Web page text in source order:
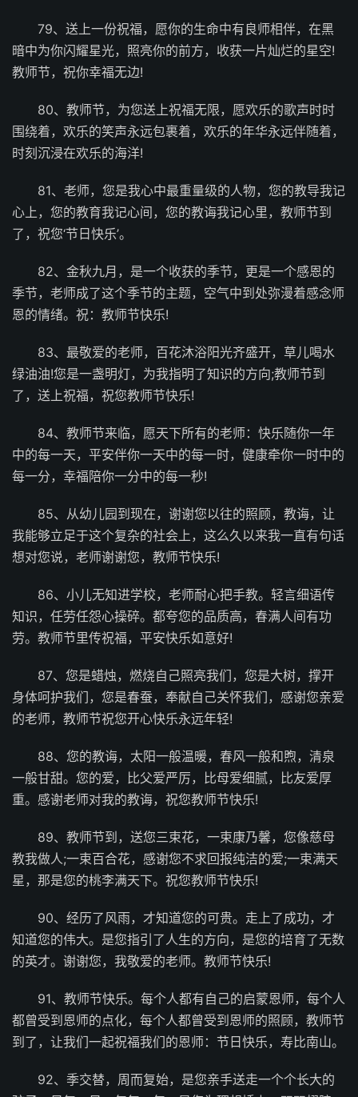
79、送上一份祝福，愿你的生命中有良师相伴，在黑
暗中为你闪耀星光，照亮你的前方，收获一片灿烂的星空!
教师节，祝你幸福无边!
80、教师节，为您送上祝福无限，愿欢乐的歌声时时
围绕着，欢乐的笑声永远包裹着，欢乐的年华永远伴随着，
时刻沉浸在欢乐的海洋!
81、老师，您是我心中最重量级的人物，您的教导我记
心上，您的教育我记心间，您的教诲我记心里，教师节到
了，祝您‘节日快乐’。
82、金秋九月，是一个收获的季节，更是一个感恩的
季节，老师成了这个季节的主题，空气中到处弥漫着感念师
恩的情绪。祝：教师节快乐!
83、最敬爱的老师，百花沐浴阳光齐盛开，草儿喝水
绿油油!您是一盏明灯，为我指明了知识的方向;教师节到
了，送上祝福，祝您教师节快乐!
84、教师节来临，愿天下所有的老师：快乐随你一年
中的每一天，平安伴你一天中的每一时，健康牵你一时中的
每一分，幸福陪你一分中的每一秒!
85、从幼儿园到现在，谢谢您以往的照顾，教诲，让
我能够立足于这个复杂的社会上，这么久以来我一直有句话
想对您说，老师谢谢您，教师节快乐!
86、小儿无知进学校，老师耐心把手教。轻言细语传
知识，任劳任怨心操碎。都夸您的品质高，春满人间有功
劳。教师节里传祝福，平安快乐如意好!
87、您是蜡烛，燃烧自己照亮我们，您是大树，撑开
身体呵护我们，您是春蚕，奉献自己关怀我们，感谢您亲爱
的老师，教师节祝您开心快乐永远年轻!
88、您的教诲，太阳一般温暖，春风一般和煦，清泉
一般甘甜。您的爱，比父爱严厉，比母爱细腻，比友爱厚
重。感谢老师对我的教诲，祝您教师节快乐!
89、教师节到，送您三束花，一束康乃馨，您像慈母
教我做人;一束百合花，感谢您不求回报纯洁的爱;一束满天
星，那是您的桃李满天下。祝您教师节快乐!
90、经历了风雨，才知道您的可贵。走上了成功，才
知道您的伟大。是您指引了人生的方向，是您的培育了无数
的英才。谢谢您，我敬爱的老师。教师节快乐!
91、教师节快乐。每个人都有自己的启蒙恩师，每个人
都曾受到恩师的点化，每个人都曾受到恩师的照顾，教师节
到了，让我们一起祝福我们的恩师：节日快乐，寿比南山。
92、季交替，周而复始，是您亲手送走一个个长大的